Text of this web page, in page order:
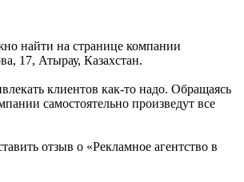
найти на странице компании
17, Атырау, Казахстан.
клиентов как-то надо. Обращаясь
самостоятельно произведут все
отзыв о «Рекламное агентство в